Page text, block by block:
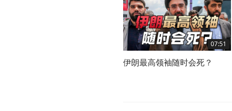
07:51
伊朗最高领袖随时会死？